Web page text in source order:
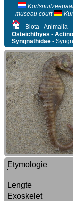
museau court
- Biota - Animalia
Osteichthyes -
Syngnathidae -
Etymologie
Lengte
Exoskelet